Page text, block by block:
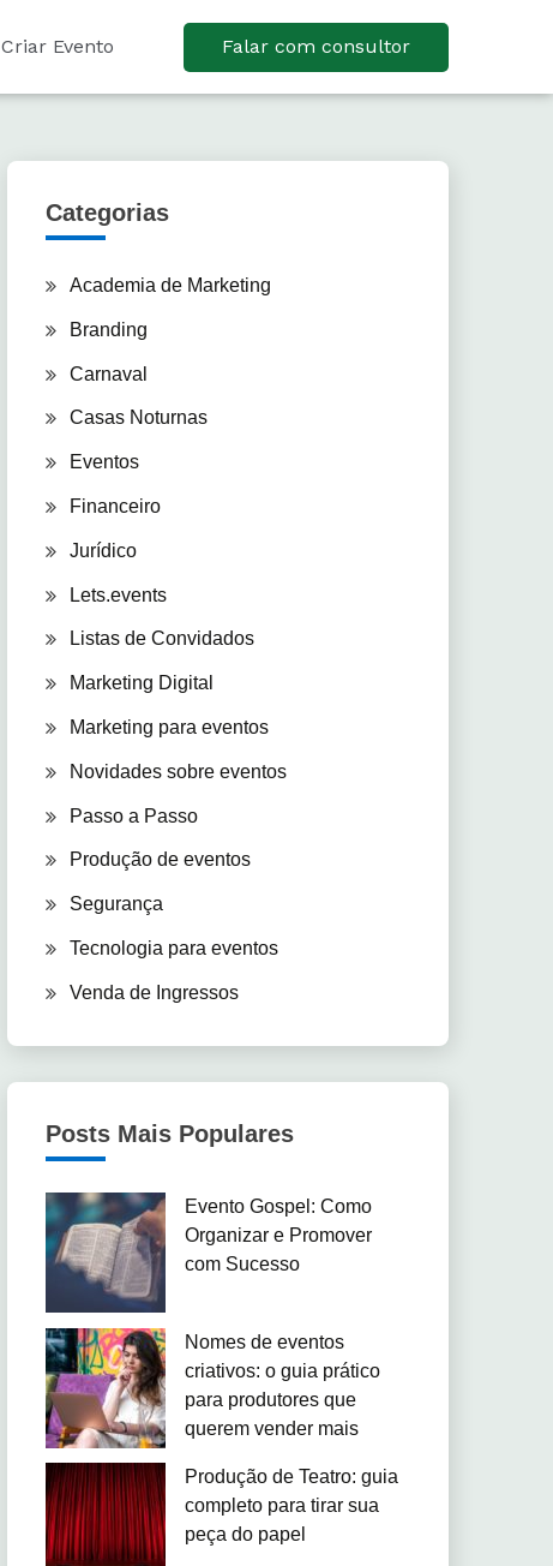
Criar Evento Falar com consultor
Categorias
Academia de Marketing
Branding
Carnaval
Casas Noturnas
Eventos
Financeiro
Jurídico
Lets.events
Listas de Convidados
Marketing Digital
Marketing para eventos
Novidades sobre eventos
Passo a Passo
Produção de eventos
Segurança
Tecnologia para eventos
Venda de Ingressos
Posts Mais Populares
Evento Gospel: Como
Organizar e Promover
com Sucesso
Nomes de eventos
criativos: o guia prático
para produtores que
querem vender mais
Produção de Teatro: guia
completo para tirar sua
peça do papel